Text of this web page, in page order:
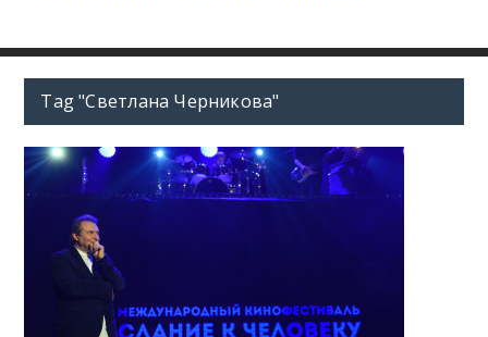
Tag "Светлана Черникова"